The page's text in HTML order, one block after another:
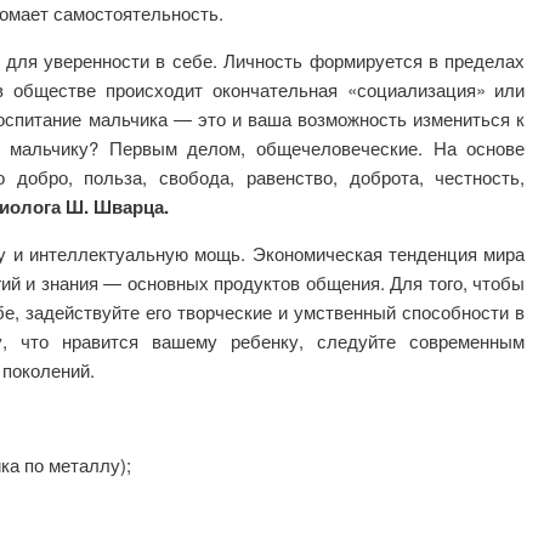
самостоятельность.
уверенности в себе. Личность формируется в пределах
происходит окончательная «социализация» или
мальчика — это и ваша возможность измениться к
Первым делом, общечеловеческие. На основе
польза, свобода, равенство, доброта, честность,
Ш. Шварца.
и интеллектуальную мощь. Экономическая тенденция мира
и знания — основных продуктов общения. Для того, чтобы
задействуйте его творческие и умственный способности в
что нравится вашему ребенку, следуйте современным
по металлу);